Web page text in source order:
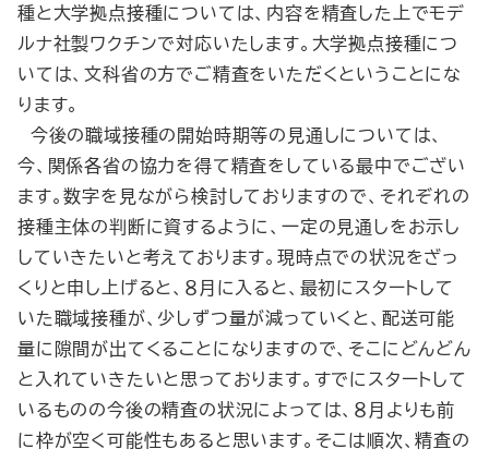
種と大学拠点接種については、内容を精査した上でモデ
ルナ社製ワクチンで対応いたします。大学拠点接種につ
いては、文科省の方でご精査をいただくということにな
ります。
今後の職域接種の開始時期等の見通しについては、
今、関係各省の協力を得て精査をしている最中でござい
ます。数字を見ながら検討しておりますので、それぞれの
接種主体の判断に資するように、一定の見通しをお示し
していきたいと考えております。現時点での状況をざっ
くりと申し上げると、８月に入ると、最初にスタートして
いた職域接種が、少しずつ量が減っていくと、配送可能
量に隙間が出てくることになりますので、そこにどんどん
と入れていきたいと思っております。すでにスタートして
いるものの今後の精査の状況によっては、８月よりも前
に枠が空く可能性もあると思います。そこは順次、精査の